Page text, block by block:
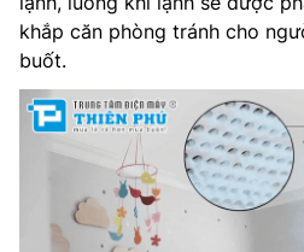
khắp căn phòng tránh cho
buốt.